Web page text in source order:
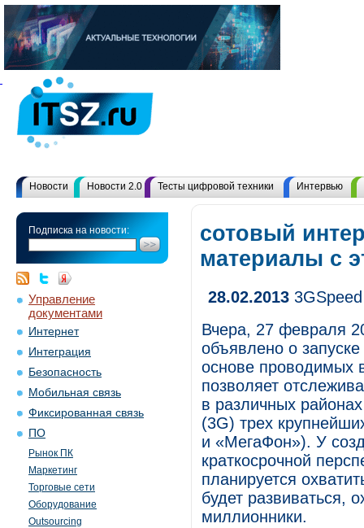
Новости Новости 2.0 Тесты цифровой техники Интервью
Подписка на новости:
Управление
документами
Интернет
Интеграция
Безопасность
Мобильная связь
Фиксированная связь
ПО
Рынок ПК
Маркетинг
Торговые сети
Оборудование
Outsourcing
сотовый
материалы с
28.02.2013
Вчера, 27 февраля
объявлено о
основе проводимых
позволяет
в различных
(3G) трех
и «МегаФон»). У
краткосрочной
планируется
будет развиваться,
миллионники.